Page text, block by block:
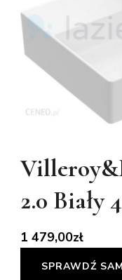
2.0 Biały
1 479,00zł
SPRAWDŹ